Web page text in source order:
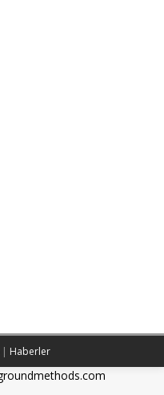
| Haberler